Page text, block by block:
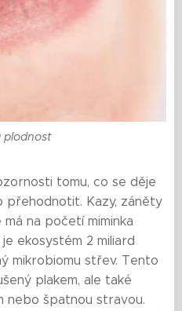
plodnost
tomu, co se děje
přehodnotit. Kazy, záněty
na početí miminka
ekosystém 2 miliard
mikrobiomu střev. Tento
plakem, ale také
nebo špatnou stravou.